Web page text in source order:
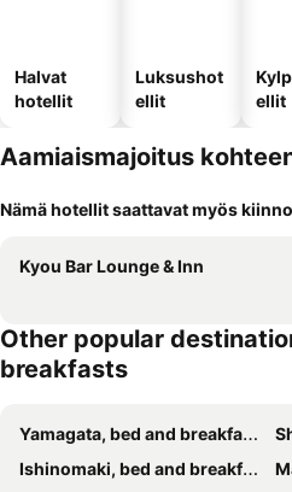
Halvat
hotellit
Luksushot
ellit
ellit
Aamiaismajoitus
Nämä hotellit saattavat myös
Kyou Bar Lounge & Inn
Other popular
breakfasts
Yamagata, bed and breakfasts
Ishinomaki, bed and breakfasts